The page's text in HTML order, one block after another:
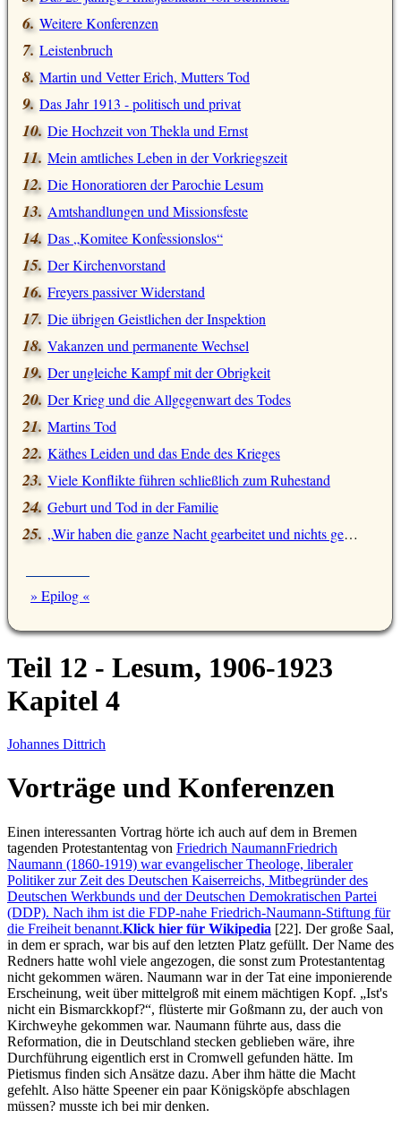
Weitere Konferenzen
Leistenbruch
Martin und Vetter Erich, Mutters Tod
Das Jahr 1913 - politisch und privat
Die Hochzeit von Thekla und Ernst
Mein amtliches Leben in der Vorkriegszeit
Die Honoratioren der Parochie Lesum
Amtshandlungen und Missionsfeste
Das Komitee Konfessionslos
Der Kirchenvorstand
Freyers passiver Widerstand
Die übrigen Geistlichen der Inspektion
Vakanzen und permanente Wechsel
Der ungleiche Kampf mit der Obrigkeit
Der Krieg und die Allgegenwart des Todes
Martins Tod
Käthes Leiden und das Ende des Krieges
Viele Konflikte führen schließlich zum Ruhestand
Geburt und Tod in der Familie
Wir haben die ganze Nacht gearbeitet und nichts gefangen
» Epilog «
Teil 12 - Lesum, 1906-1923
Kapitel 4
Johannes Dittrich
Vorträge und Konferenzen
Einen interessanten Vortrag hörte ich auch auf dem in Bremen
tagenden Protestantentag von Friedrich NaumannFriedrich
Naumann (1860-1919) war evangelischer Theologe, liberaler
Politiker zur Zeit des Deutschen Kaiserreichs, Mitbegründer des
Deutschen Werkbunds und der Deutschen Demokratischen Partei
(DDP). Nach ihm ist die FDP-nahe Friedrich-Naumann-Stiftung für
die Freiheit benannt.Klick hier für Wikipedia [22]. Der große Saal,
in dem er sprach, war bis auf den letzten Platz gefüllt. Der Name des
Redners hatte wohl viele angezogen, die sonst zum Protestantentag
nicht gekommen wären. Naumann war in der Tat eine imponierende
Erscheinung, weit über mittelgroß mit einem mächtigen Kopf.
Ist's
nicht ein Bismarckkopf? , flüsterte mir Goßmann zu, der auch von
Kirchweyhe gekommen war. Naumann führte aus, dass die
Reformation, die in Deutschland stecken geblieben wäre, ihre
Durchführung eigentlich erst in Cromwell gefunden hätte. Im
Pietismus finden sich Ansätze dazu. Aber ihm hätte die Macht
gefehlt. Also hätte Speener ein paar Königsköpfe abschlagen
müssen? musste ich bei mir denken.